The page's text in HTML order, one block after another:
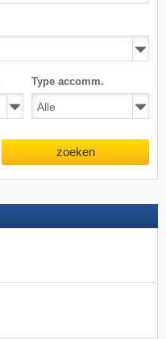
Type accomm.
zoeken